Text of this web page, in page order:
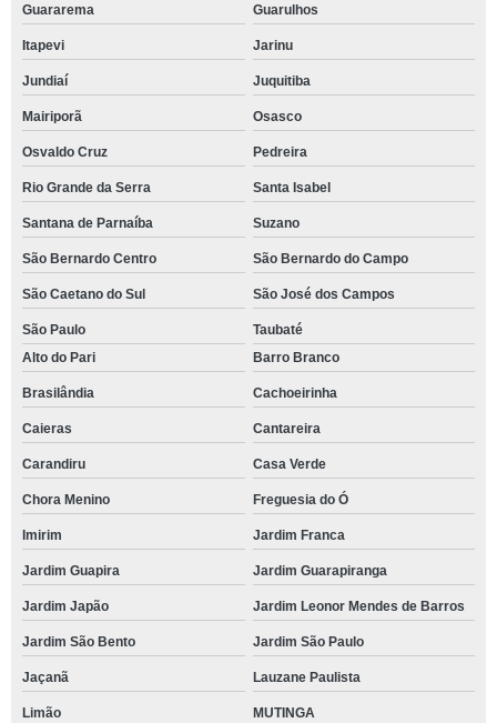
Guararema Guarulhos
Itapevi Jarinu
Jundiaí Juquitiba
Mairiporã Osasco
Osvaldo Cruz Pedreira
Rio Grande da Serra Santa Isabel
Santana de Parnaíba Suzano
São Bernardo Centro São Bernardo do Campo
São Caetano do Sul São José dos Campos
São Paulo
Taubaté
Alto do Pari
Barro Branco
Brasilândia Cachoeirinha
Caieras Cantareira
Carandiru Casa Verde
Chora Menino Freguesia do Ó
Imirim Jardim Franca
Jardim Guapira Jardim Guarapiranga
Jardim Japão Jardim Leonor Mendes de Barros
Jardim São Bento Jardim São Paulo
Jaçanã Lauzane Paulista
Limão MUTINGA